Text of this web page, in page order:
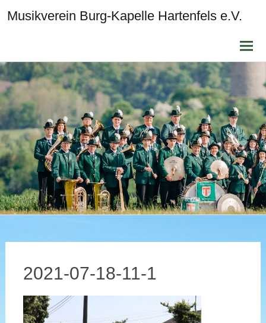
Musikverein Burg-Kapelle Hartenfels e.V.
Inhalt
2021-07-18-11-1